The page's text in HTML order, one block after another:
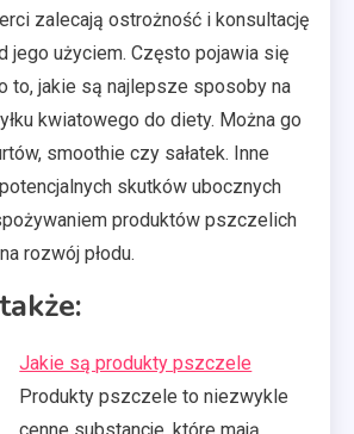
zalecają ostrożność i konsultację
jego użyciem. Często pojawia się
to, jakie są najlepsze sposoby na
kwiatowego do diety. Można go
smoothie czy sałatek. Inne
skutków ubocznych
produktów pszczelich
rozwój płodu.
Jakie są produkty pszczele
Produkty pszczele to niezwykle